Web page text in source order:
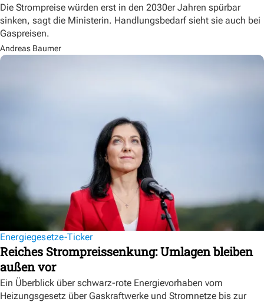
Die Strompreise würden erst in den 2030er Jahren spürbar
sinken, sagt die Ministerin. Handlungsbedarf sieht sie auch bei
Gaspreisen.
Andreas Baumer
Energiegesetze-Ticker
Reiches Strompreissenkung: Umlagen bleiben
außen vor
Ein Überblick über schwarz-rote Energievorhaben vom
Heizungsgesetz über Gaskraftwerke und Stromnetze bis zur